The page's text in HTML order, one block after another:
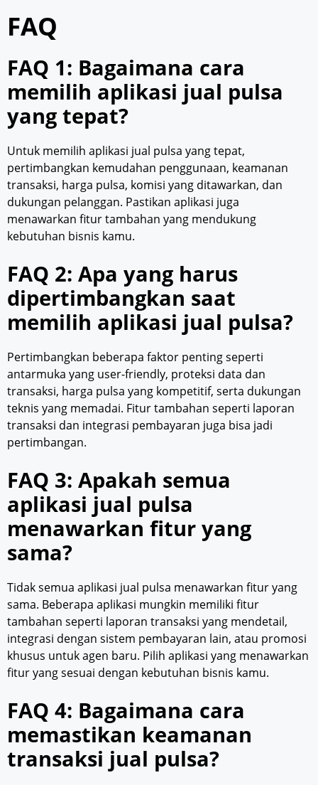
FAQ
FAQ 1: Bagaimana cara
memilih aplikasi jual pulsa
yang tepat?
Untuk memilih aplikasi jual pulsa yang tepat,
pertimbangkan kemudahan penggunaan, keamanan
transaksi, harga pulsa, komisi yang ditawarkan, dan
dukungan pelanggan. Pastikan aplikasi juga
menawarkan fitur tambahan yang mendukung
kebutuhan bisnis kamu.
FAQ 2: Apa yang harus
dipertimbangkan saat
memilih aplikasi jual pulsa?
Pertimbangkan beberapa faktor penting seperti
antarmuka yang user-friendly, proteksi data dan
transaksi, harga pulsa yang kompetitif, serta dukungan
teknis yang memadai. Fitur tambahan seperti laporan
transaksi dan integrasi pembayaran juga bisa jadi
pertimbangan.
FAQ 3: Apakah semua
aplikasi jual pulsa
menawarkan fitur yang
sama?
Tidak semua aplikasi jual pulsa menawarkan fitur yang
sama. Beberapa aplikasi mungkin memiliki fitur
tambahan seperti laporan transaksi yang mendetail,
integrasi dengan sistem pembayaran lain, atau promosi
khusus untuk agen baru. Pilih aplikasi yang menawarkan
fitur yang sesuai dengan kebutuhan bisnis kamu.
FAQ 4: Bagaimana cara
memastikan keamanan
transaksi jual pulsa?